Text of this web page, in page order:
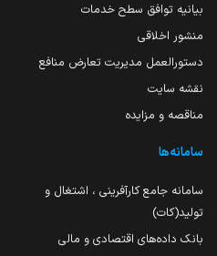
بیانیه توافق سطح خدمات
منشور اخلاقی
دستورالعمل مدیریت تعارض منافع
نقشه سایت
مناقصه و مزایده
سامانه‌ها
سامانه جامع کارآفرینی ، اشتغال و
تولید(کات)
بانک داده‌های اقتصادی و مالی